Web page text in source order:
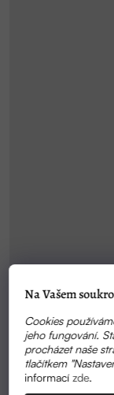
Na Vašem
Cookies
jeho fungování.
procházet naše
tlačítkem
informacízde.